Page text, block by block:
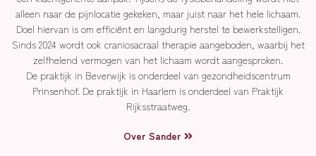
alleen naar de pijnlocatie gekeken, maar juist naar het hele lichaam.
Doel hiervan is om efficiënt en langdurig herstel te bewerkstelligen.
Sinds 2024 wordt ook craniosacraal therapieaangeboden, waarbij het
zelfhelend vermogen van het lichaam wordt aangesproken.
De praktijk in Beverwijk is onderdeel van gezondheidscentrum
Prinsenhof. De praktijk in Haarlem is onderdeel van Praktijk
Rijksstraatweg.
Over Sander